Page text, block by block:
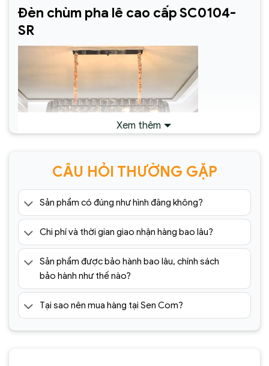
Đèn chùm pha lê cao cấp SC0104-
SR
Đèn chùm pha lê cao cấp SC0104-SR(1)
Xem thêm
CÂU HỎI THƯỜNG GẶP
Sản phẩm có đúng như hình đăng không?
Chi phí và thời gian giao nhận hàng bao lâu?
Sản phẩm được bảo hành bao lâu, chính sách
bảo hành như thế nào?
Tại sao nên mua hàng tại Sen Com?